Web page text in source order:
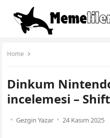
Home
Dinkum
incelemesi –
Gezgin Yazar 24 Kasım 2025